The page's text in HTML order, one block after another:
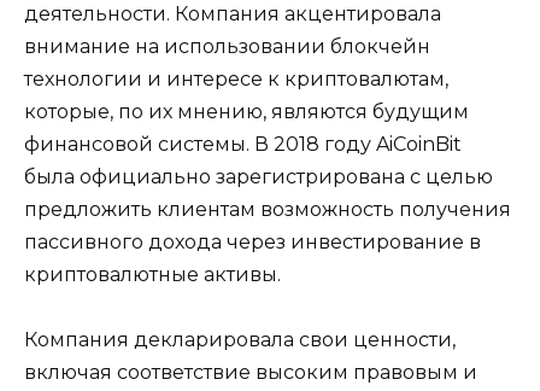
деятельности. Компания акцентировала
внимание на использовании блокчейн
технологии и интересе к криптовалютам,
которые, по их мнению, являются будущим
финансовой системы. В 2018 году AiCoinBit
была официально зарегистрирована с целью
предложить клиентам возможность получения
пассивного дохода через инвестирование в
криптовалютные активы.
Компания декларировала свои ценности,
включая соответствие высоким правовым и